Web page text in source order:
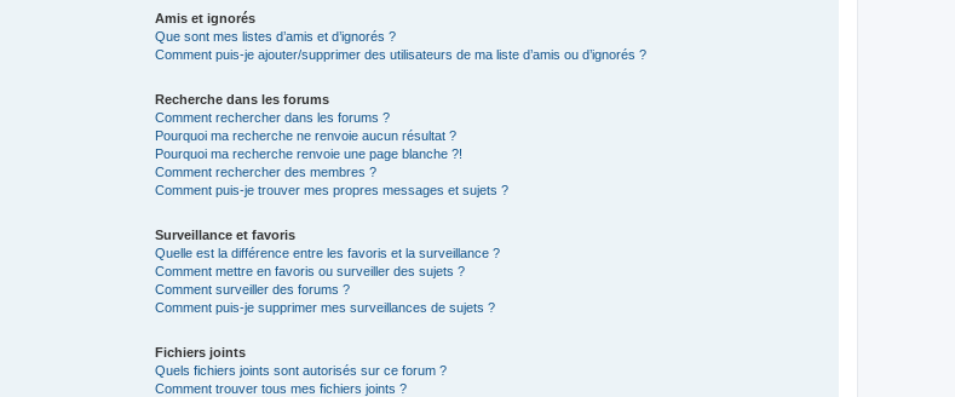
Amis et ignorés
Que sont mes listes d’amis et d’ignorés ?
Comment puis-je ajouter/supprimer des utilisateurs de ma liste d’amis ou d’ignorés ?
Recherche dans les forums
Comment rechercher dans les forums ?
Pourquoi ma recherche ne renvoie aucun résultat ?
Pourquoi ma recherche renvoie une page blanche ?!
Comment rechercher des membres ?
Comment puis-je trouver mes propres messages et sujets ?
Surveillance et favoris
Quelle est la différence entre les favoris et la surveillance ?
Comment mettre en favoris ou surveiller des sujets ?
Comment surveiller des forums ?
Comment puis-je supprimer mes surveillances de sujets ?
Fichiers joints
Quels fichiers joints sont autorisés sur ce forum ?
Comment trouver tous mes fichiers joints ?